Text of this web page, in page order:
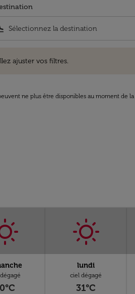
ajuster vos filtres.
ne plus être disponibles au moment de
lundi
ciel dégagé
31°C